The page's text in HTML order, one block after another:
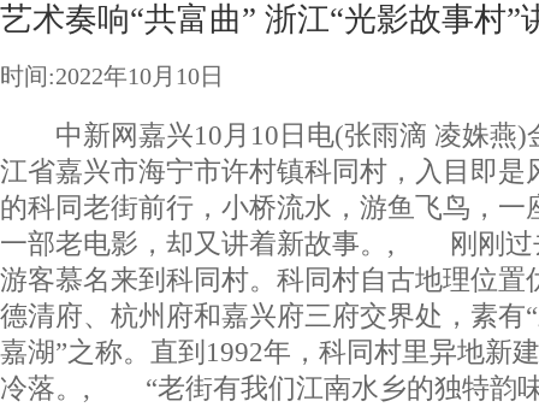
艺术奏响“共富曲” 浙江“光影故事村”
时间:2022年10月10日
中新网嘉兴10月10日电(张雨滴 凌姝燕)
江省嘉兴市海宁市许村镇科同村，入目即是
的科同老街前行，小桥流水，游鱼飞鸟，一
一部老电影，却又讲着新故事。, 刚刚过
游客慕名来到科同村。科同村自古地理位置
德清府、杭州府和嘉兴府三府交界处，素有
嘉湖”之称。直到1992年，科同村里异地新
冷落。, “老街有我们江南水乡的独特韵